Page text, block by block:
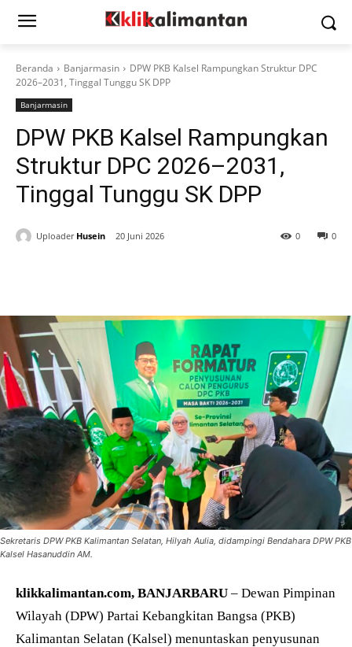
Beranda Banjarmasin
DPW PKB Kalsel Rampungkan Struktur DPC
2026–2031, Tinggal Tunggu SK DPP
Banjarmasin
DPW PKB Kalsel Rampungkan
Struktur DPC 2026–2031,
Tinggal Tunggu SK DPP
Uploader Husein 20 Juni 2026 0
0
Sekretaris DPW PKB Kalimantan Selatan, Hilyah Aulia, didampingi Bendahara DPW PKB
Kalsel Hasanuddin AM.
klikkalimantan.com, BANJARBARU – Dewan Pimpinan
Wilayah (DPW) Partai Kebangkitan Bangsa (PKB)
Kalimantan Selatan (Kalsel) menuntaskan penyusunan